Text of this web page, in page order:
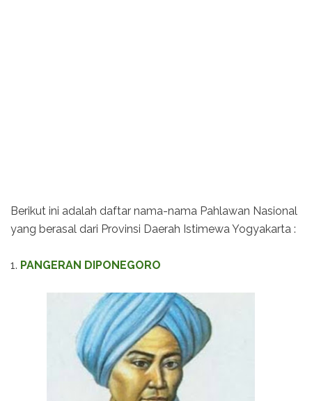
Berikut ini adalah daftar nama-nama Pahlawan Nasional
yang berasal dari Provinsi Daerah Istimewa Yogyakarta :
1. PANGERAN DIPONEGORO